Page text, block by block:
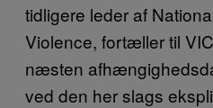
tidligere leder af
Violence, fortæller til
næsten
ved den her slags